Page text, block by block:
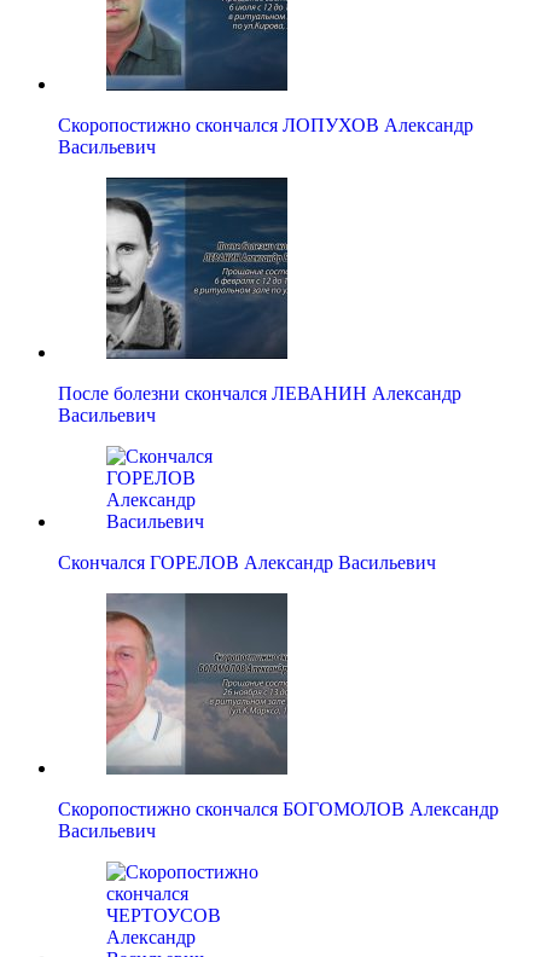
Скоропостижно скончался ЛОПУХОВ Александр
Васильевич
После болезни скончался ЛЕВАНИН Александр
Васильевич
Скончался ГОРЕЛОВ Александр Васильевич
Скоропостижно скончался БОГОМОЛОВ Александр
Васильевич